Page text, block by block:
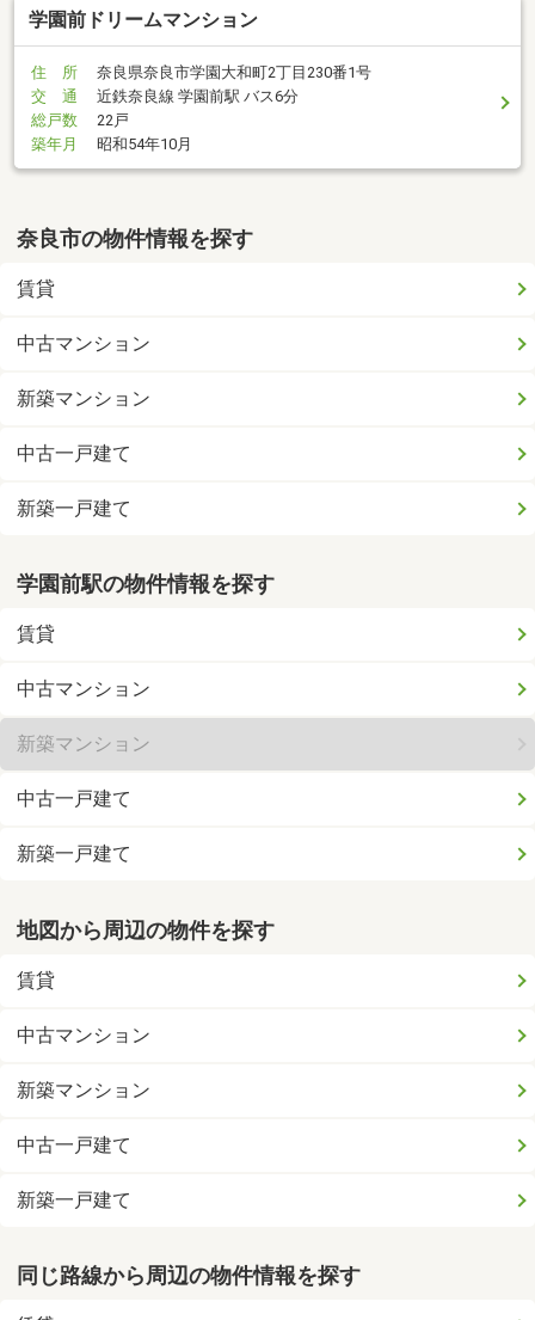
学園前ドリームマンション
住 所
奈良県奈良市学園大和町2丁目230番1号
交 通
近鉄奈良線 学園前駅 バス6分
総戸数
22戸
築年月
昭和54年10月
奈良市の物件情報を探す
賃貸
中古マンション
新築マンション
中古一戸建て
新築一戸建て
学園前駅の物件情報を探す
賃貸
中古マンション
新築マンション
中古一戸建て
新築一戸建て
地図から周辺の物件を探す
賃貸
中古マンション
新築マンション
中古一戸建て
新築一戸建て
同じ路線から周辺の物件情報を探す